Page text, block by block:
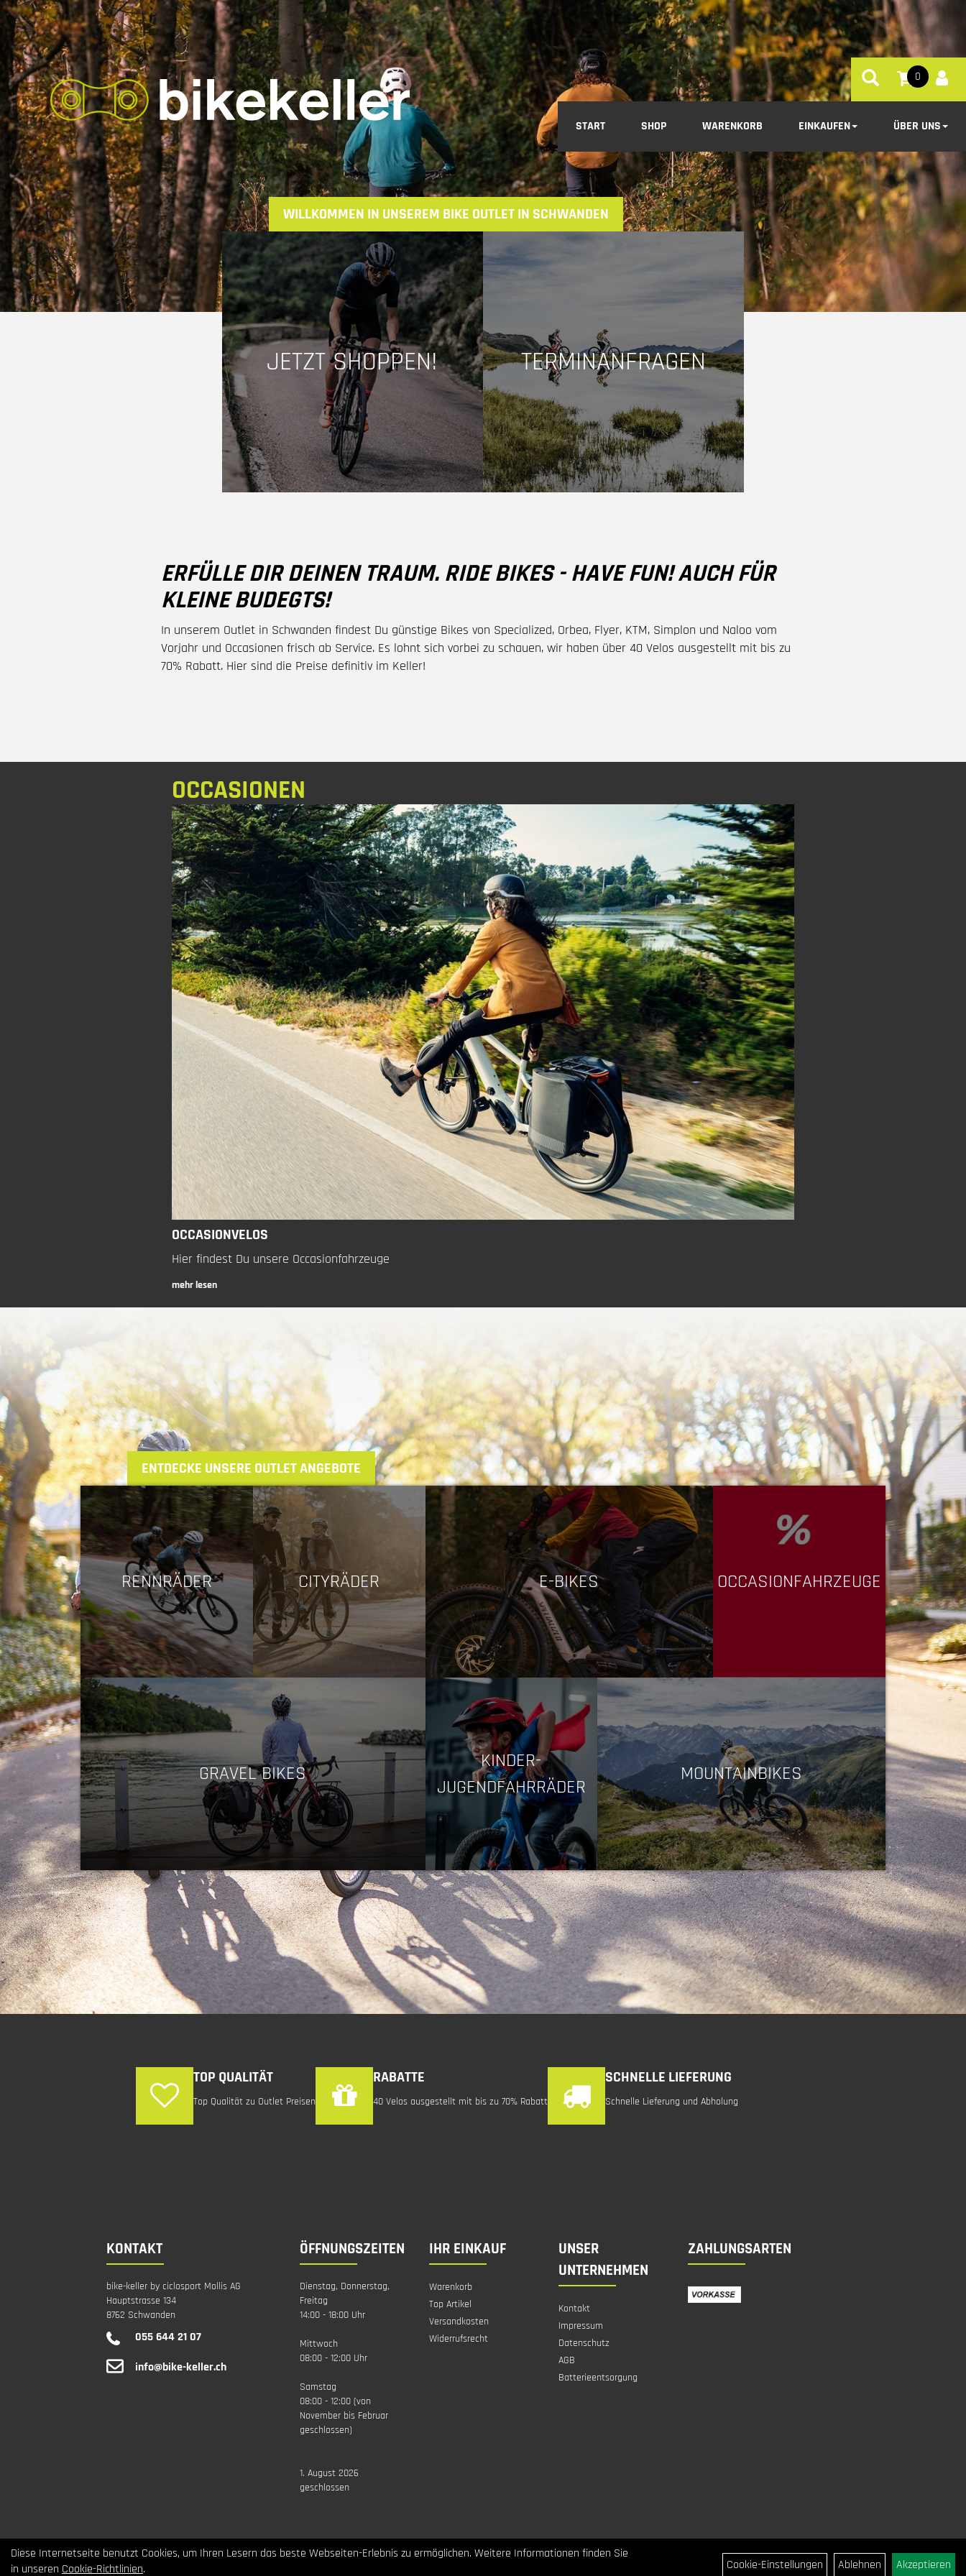
0
START SHOP WARENKORB EINKAUFEN ÜBER UNS
WILLKOMMEN IN UNSEREM BIKE OUTLET IN SCHWANDEN
JETZT SHOPPEN! TERMINANFRAGEN
ERFÜLLE DIR DEINEN TRAUM. RIDE BIKES - HAVE FUN! AUCH FÜR
KLEINE BUDEGTS!
In unserem Outlet in Schwanden findest Du günstige Bikes von Specialized, Orbea, Flyer, KTM, Simplon und Naloo vom
Vorjahr und Occasionen frisch ab Service. Es lohnt sich vorbei zu schauen, wir haben über 40 Velos ausgestellt mit bis zu
70% Rabatt. Hier sind die Preise definitiv im Keller!
OCCASIONEN
OCCASIONVELOS
Hier findest Du unsere Occasionfahrzeuge
mehr lesen
ENTDECKE UNSERE OUTLET ANGEBOTE
RENNRÄDER CITYRÄDER E-BIKES OCCASIONFAHRZEUGE
GRAVEL BIKES
KINDER-
JUGENDFAHRRÄDER
MOUNTAINBIKES
TOP QUALITÄT
Top Qualität zu Outlet Preisen
RABATTE
40 Velos ausgestellt mit bis zu 70% Rabatt
SCHNELLE LIEFERUNG
Schnelle Lieferung und Abholung
KONTAKT
bike-keller by ciclosport Mollis AG
Hauptstrasse 134
8762 Schwanden
055 644 21 07
info@bike-keller.ch
ÖFFNUNGSZEITEN
Dienstag, Donnerstag,
Freitag
14:00 - 18:00 Uhr
Mittwoch
08:00 - 12:00 Uhr
Samstag
08:00 - 12:00 (von
November bis Februar
geschlossen)
1. August 2026
geschlossen
IHR EINKAUF
Warenkorb
Top Artikel
Versandkosten
Widerrufsrecht
UNSER
UNTERNEHMEN
Kontakt
Impressum
Datenschutz
AGB
Batterieentsorgung
ZAHLUNGSARTEN
Diese Internetseite benutzt Cookies, um Ihren Lesern das beste Webseiten-Erlebnis zu ermöglichen. Weitere Informationen finden Sie
in unseren Cookie-Richtlinien. Cookie-Einstellungen Ablehnen Akzeptieren